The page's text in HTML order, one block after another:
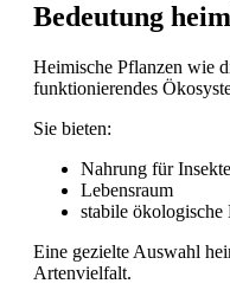
Bedeutung
Heimische Pflanzen wie
funktionierendes
Sie bieten:
Nahrung für
Lebensraum
stabile ökologische
Eine gezielte Auswahl
Artenvielfalt.